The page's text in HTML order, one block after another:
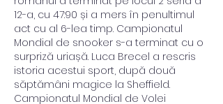
12-a, cu 47:90 și a mers în penultimul
act cu al 6-lea timp. Campionatul
Mondial de snooker s-a terminat cu o
surpriză uriașă. Luca Brecel a rescris
istoria acestui sport, după două
săptămâni magice la Sheffield.
Campionatul Mondial de Volei